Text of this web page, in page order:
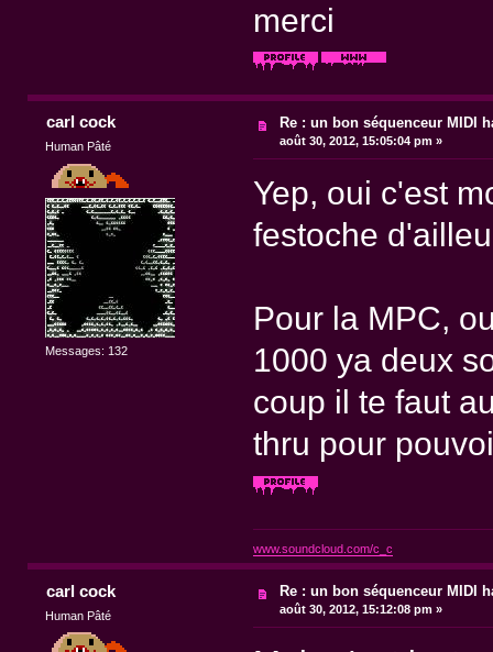
merci
carl cock
Human Pâté
Messages: 132
Re : un bon séquenceur MIDI
août 30, 2012, 15:05:04 pm »
Yep, oui c'est
festoche
Pour la MPC,
1000 ya deux
coup il te faut
thru pour
www.soundcloud.com/c_c
carl cock
Human Pâté
Re : un bon séquenceur MIDI
août 30, 2012, 15:12:08 pm »